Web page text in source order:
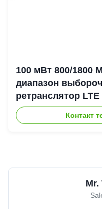
100 мВт 800/1800
диапазон
ретранслятор LTE
Цифровой канал
Bda Пико
Контакт
Mr.